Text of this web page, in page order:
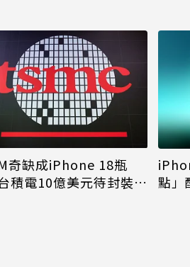
奇缺成iPhone 18瓶
積電10億美元待封裝晶
點」